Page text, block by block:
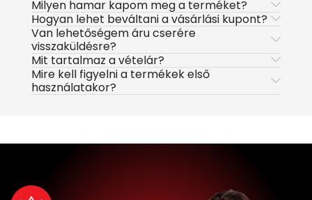
Milyen hamar kapom meg a terméket?
Hogyan lehet beváltani a vásárlási kupont?
Van lehetőségem áru cserére
visszaküldésre?
Mit tartalmaz a vételár?
Mire kell figyelni a termékek első
használatakor?